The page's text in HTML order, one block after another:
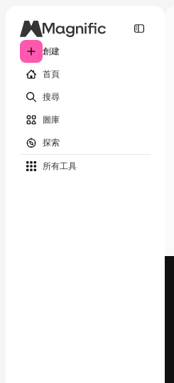
創建
首頁
搜尋
圖庫
探索
所有工具